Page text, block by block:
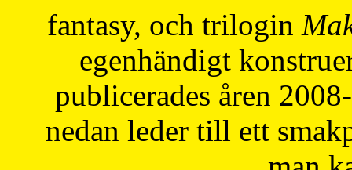
fantasy, och trilogin
egenhändigt
publicerades åren
nedan leder till ett